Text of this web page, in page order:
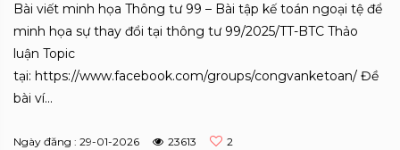
Bài viết minh họa Thông tư 99 – Bài tập kế toán ngoại tệ để
minh họa sự thay đổi tại thông tư 99/2025/TT-BTC Thảo
luận Topic
tại: https://www.facebook.com/groups/congvanketoan/ Đề
bài ví...
Ngày đăng : 29-01-2026 23613 2